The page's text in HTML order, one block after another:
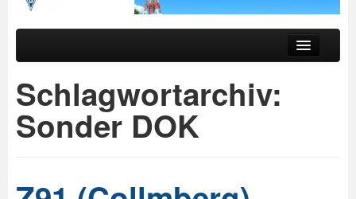
Hauptmenü
Der Verein
Referate
Schlagwortarchiv:
Sonder DOK